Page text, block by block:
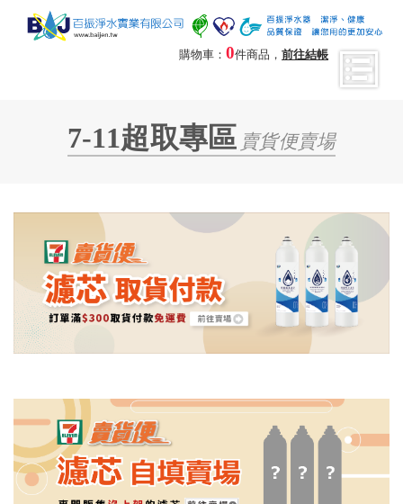
購物車： 0件商品， 前往結帳
7-11超取專區 賣貨便賣場